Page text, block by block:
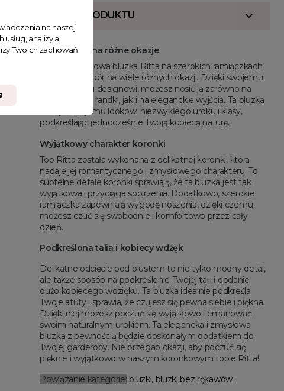
OPIS PRODUKTU
Stylowy top na różne okazje
Nasza koronkowa bluzka Ritta na szerokich ramiączkach
to idealny wybór na wiele różnych okazji. Dzięki swojemu
zmysłowemu designowi, możesz nosić ją zarówno na
romantyczne randki, jak i na eleganckie wyjścia. Ta bluzka
dodaje Twojemu lookowi niezwykłego uroku i klasy,
podkreślając jednocześnie Twoją kobiecą naturę.
Wyjątkowy charakter koronki
Top Ritta została wykonana z delikatnej koronki, która
nadaje jej romantycznego i zmysłowego charakteru. To
subtelne detale koronki sprawiają, że ta bluzka jest tak
wyjątkowa i przyciąga spojrzenia. Dodatkowo, szerokie
ramiączka zapewniają wygodę noszenia, dzięki czemu
możesz czuć się swobodnie i komfortowo przez cały
dzień.
Podkreślona talia i kobiecy wdźęk
Delikatne odcięcie pod biustem to nie tylko modny detal,
ale także sposób na podkreślenie Twojej talii i dodanie
dużo kobiecego wdzięku. Ta bluzka idealnie podkreśla
Twoje atuty i sprawia, że czujesz się pewna siebie i piękna.
Dzięki niej możesz poczuć się wyjątkowo i emanować
swoim naturalnym urokiem. Ta elegancka i zmysłowa
bluzka z pewnością będzie doskonałym dodatkiem do
Twojej garderoby. Nie przegap okazji, aby poczuć się
pięknie i wyjątkowo w naszym koronkowym topie Ritta!
Powiązanie kategorie: bluzki, bluzki bez rękawów
na naszej
analizy a
Twoich zachowań